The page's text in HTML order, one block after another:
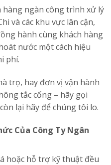
hàng ngàn công trình xử lý
và các khu vực lân cận,
hành cùng khách hàng
nước một cách hiệu
phí.
trọ, hay đơn vị vận hành
tắc cống – hãy gọi
lại hãy để chúng tôi lo.
Của Công Ty Ngân
hoặc hỗ trợ kỹ thuật đều